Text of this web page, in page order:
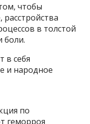
чтобы
в толстой
боли.
в себя
и народное